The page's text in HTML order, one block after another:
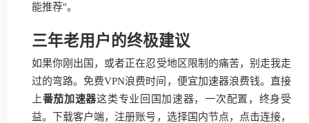
能推荐"。
三年老用户的终极建议
如果你刚出国，或者正在忍受地区限制的痛苦，别走我走
过的弯路。免费VPN浪费时间，便宜加速器浪费钱。直接
上番茄加速器这类专业回国加速器，一次配置，终身受
益。下载客户端，注册账号，选择国内节点，点击连接，